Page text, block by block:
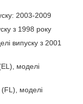
2003-2009
з 1998 року
випуску з 2001
моделі
моделі